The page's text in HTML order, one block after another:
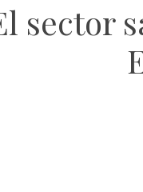
sector